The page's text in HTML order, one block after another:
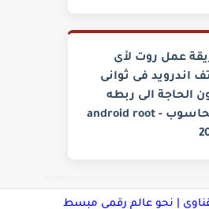
عمل روت لأى
اندرويد فى ثوانى
الحاجة الى ربطه
بالحاسوب - android root
| نحو عالم رقمي مبسط